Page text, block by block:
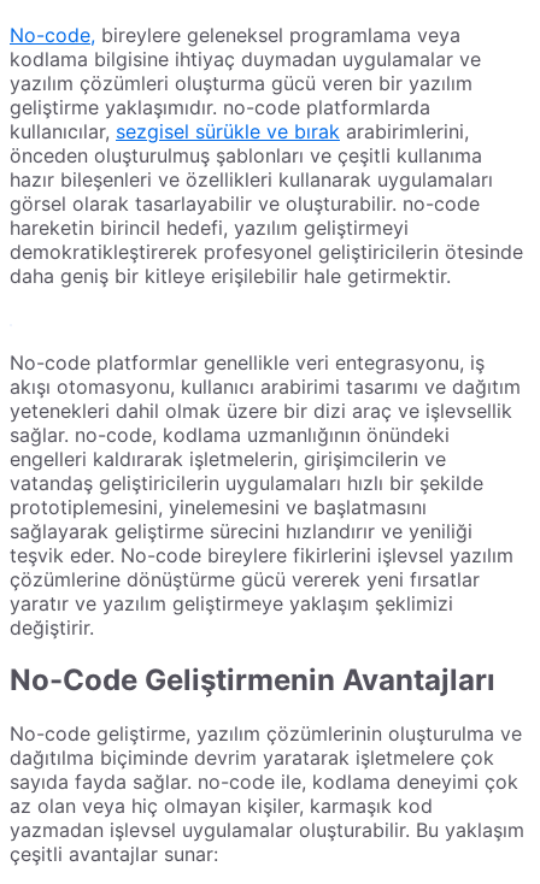
No-code, bireylere geleneksel programlama veya
kodlama bilgisine ihtiyaç duymadan uygulamalar ve
yazılım çözümleri oluşturma gücü veren bir yazılım
geliştirme yaklaşımıdır. no-code platformlarda
kullanıcılar, sezgisel sürükle ve bırak arabirimlerini,
önceden oluşturulmuş şablonları ve çeşitli kullanıma
hazır bileşenleri ve özellikleri kullanarak uygulamaları
görsel olarak tasarlayabilir ve oluşturabilir. no-code
hareketin birincil hedefi, yazılım geliştirmeyi
demokratikleştirerek profesyonel geliştiricilerin ötesinde
daha geniş bir kitleye erişilebilir hale getirmektir.
No-code platformlar genellikle veri entegrasyonu, iş
akışı otomasyonu, kullanıcı arabirimi tasarımı ve dağıtım
yetenekleri dahil olmak üzere bir dizi araç ve işlevsellik
sağlar. no-code, kodlama uzmanlığının önündeki
engelleri kaldırarak işletmelerin, girişimcilerin ve
vatandaş geliştiricilerin uygulamaları hızlı bir şekilde
prototiplemesini, yinelemesini ve başlatmasını
sağlayarak geliştirme sürecini hızlandırır ve yeniliği
teşvik eder. No-code bireylere fikirlerini işlevsel yazılım
çözümlerine dönüştürme gücü vererek yeni fırsatlar
yaratır ve yazılım geliştirmeye yaklaşım şeklimizi
değiştirir.
No-Code Geliştirmenin Avantajları
No-code geliştirme, yazılım çözümlerinin oluşturulma ve
dağıtılma biçiminde devrim yaratarak işletmelere çok
sayıda fayda sağlar. no-code ile, kodlama deneyimi çok
az olan veya hiç olmayan kişiler, karmaşık kod
yazmadan işlevsel uygulamalar oluşturabilir. Bu yaklaşım
çeşitli avantajlar sunar: